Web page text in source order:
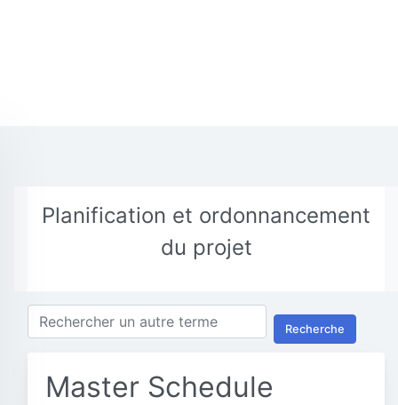
Planification et ordonnancement
du projet
Recherche
Master Schedule